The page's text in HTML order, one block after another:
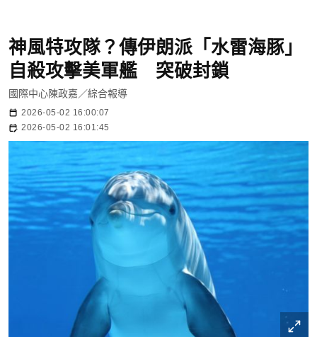
神風特攻隊？傳伊朗派「水雷海豚」
自殺攻擊美軍艦 突破封鎖
國際中心陳政嘉／綜合報導
2026-05-02 16:00:07
2026-05-02 16:01:45